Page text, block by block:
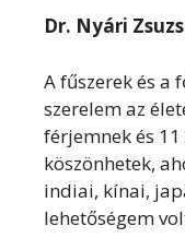
Dr. Nyári
A fűszerek és a
szerelem az
férjemnek és
köszönhetek,
indiai, kínai,
lehetőségem